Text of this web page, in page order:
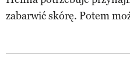
zabarwić skórę. Potem